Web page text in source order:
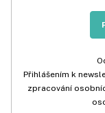
Přihlášením k
zpracování